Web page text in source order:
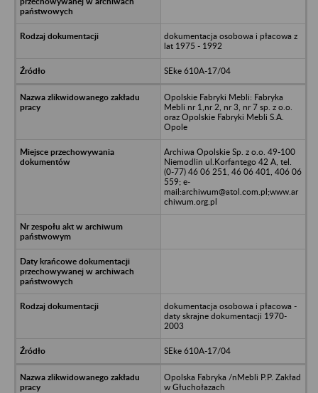
dokumentacja osobowa i płacowa z
lat 1975 - 1992
SEke 610A-17/04
Opolskie Fabryki Mebli: Fabryka
Mebli nr 1,nr 2, nr 3, nr 7 sp. z o.o.
oraz Opolskie Fabryki Mebli S.A.
Opole
Archiwa Opolskie Sp. z o.o. 49-100
Niemodlin ul.Korfantego 42 A, tel.
(0-77) 46 06 251, 46 06 401, 406 06
559; e-
mail:archiwum@atol.com.pl;www.ar
chiwum.org.pl
dokumentacja osobowa i płacowa -
daty skrajne dokumentacji 1970-
2003
SEke 610A-17/04
Opolska Fabryka /nMebli P.P. Zakład
w Głuchołazach